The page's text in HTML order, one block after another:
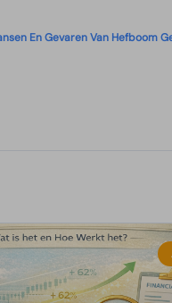
En Gevaren Van Hefboom